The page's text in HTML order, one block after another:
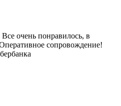
очень понравилось, в
сопровождение!